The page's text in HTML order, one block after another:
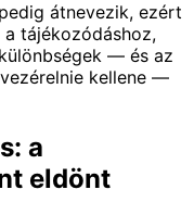
átnevezik, ezért
tájékozódáshoz,
— és az
kellene —
a
eldönt